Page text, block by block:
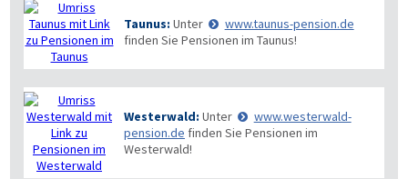
Taunus: Unter
www.taunus-pension.de
finden Sie Pensionen im Taunus!
Westerwald: Unter
www.westerwald-
pension.de finden Sie Pensionen im
Westerwald!